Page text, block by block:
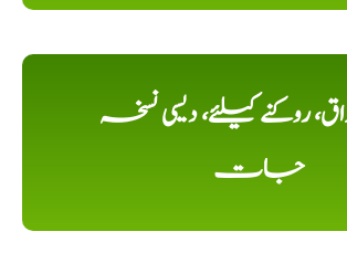
روکنے کیلئے، دیسی نسخہ
جات